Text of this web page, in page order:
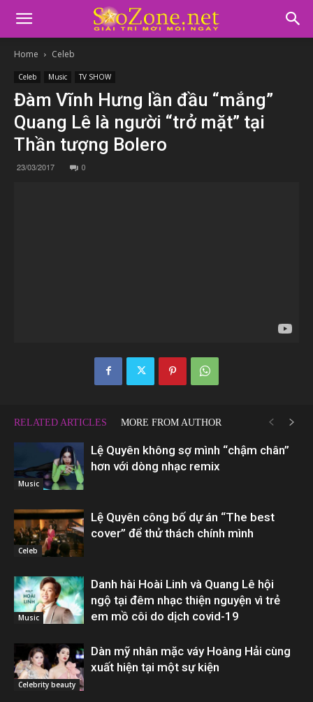
Home Celeb
Celeb Music TV SHOW
Đàm Vĩnh Hưng lần đầu “mắng”
Quang Lê là người “trở mặt” tại
Thần tượng Bolero
23/03/2017 0
RELATED ARTICLES MORE FROM AUTHOR
Music
Lệ Quyên không sợ mình “chậm chân”
hơn với dòng nhạc remix
Celeb
Lệ Quyên công bố dự án “The best
cover” để thử thách chính mình
Music
Danh hài Hoài Linh và Quang Lê hội
ngộ tại đêm nhạc thiện nguyện vì trẻ
em mồ côi do dịch covid-19
Celebrity beauty
Dàn mỹ nhân mặc váy Hoàng Hải cùng
xuất hiện tại một sự kiện